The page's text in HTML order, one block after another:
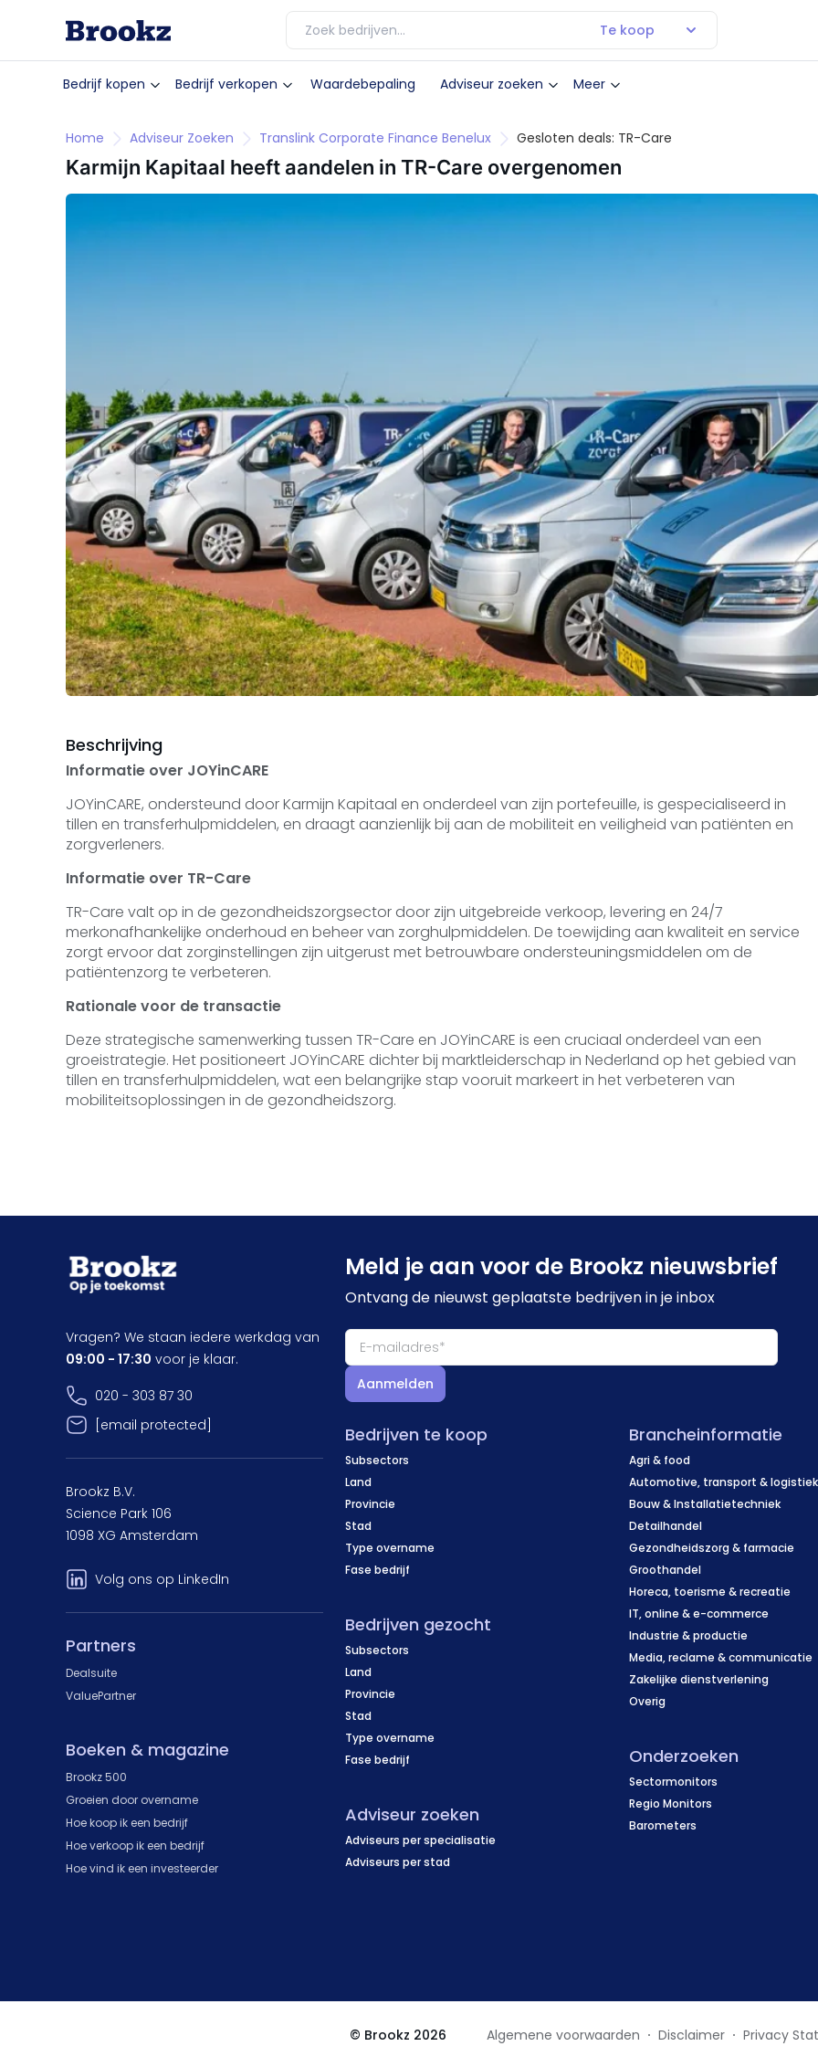
Te koop
Bedrijf kopen Bedrijf verkopen Waardebepaling Adviseur zoeken Meer
Home Adviseur Zoeken Translink Corporate Finance Benelux Gesloten deals: TR-Care
Karmijn Kapitaal heeft aandelen in TR-Care overgenomen
Beschrijving
Informatie over JOYinCARE
JOYinCARE, ondersteund door Karmijn Kapitaal en onderdeel van zijn portefeuille, is gespecialiseerd in
tillen en transferhulpmiddelen, en draagt aanzienlijk bij aan de mobiliteit en veiligheid van patiënten en
zorgverleners.
Informatie over TR-Care
TR-Care valt op in de gezondheidszorgsector door zijn uitgebreide verkoop, levering en 24/7
merkonafhankelijke onderhoud en beheer van zorghulpmiddelen. De toewijding aan kwaliteit en service
zorgt ervoor dat zorginstellingen zijn uitgerust met betrouwbare ondersteuningsmiddelen om de
patiëntenzorg te verbeteren.
Rationale voor de transactie
Deze strategische samenwerking tussen TR-Care en JOYinCARE is een cruciaal onderdeel van een
groeistrategie. Het positioneert JOYinCARE dichter bij marktleiderschap in Nederland op het gebied van
tillen en transferhulpmiddelen, wat een belangrijke stap vooruit markeert in het verbeteren van
mobiliteitsoplossingen in de gezondheidszorg.
Meld je aan voor de Brookz nieuwsbrief
Ontvang de nieuwst geplaatste bedrijven in je inbox
Aanmelden
Bedrijven te koop
Subsectors
Land
Provincie
Stad
Type overname
Fase bedrijf
Bedrijven gezocht
Subsectors
Land
Provincie
Stad
Type overname
Fase bedrijf
Adviseur zoeken
Adviseurs per specialisatie
Adviseurs per stad
Brancheinformatie
Agri & food
Automotive, transport & logistiek
Bouw & Installatietechniek
Detailhandel
Gezondheidszorg & farmacie
Groothandel
Horeca, toerisme & recreatie
IT, online & e-commerce
Industrie & productie
Media, reclame & communicatie
Zakelijke dienstverlening
Overig
Onderzoeken
Sectormonitors
Regio Monitors
Barometers
Vragen? We staan iedere werkdag van
09:00 - 17:30 voor je klaar.
020 - 303 87 30
[email protected]
Brookz B.V.
Science Park 106
1098 XG Amsterdam
Volg ons op LinkedIn
Partners
Dealsuite
ValuePartner
Boeken & magazine
Brookz 500
Groeien door overname
Hoe koop ik een bedrijf
Hoe verkoop ik een bedrijf
Hoe vind ik een investeerder
© Brookz 2026 Algemene voorwaarden Disclaimer Privacy